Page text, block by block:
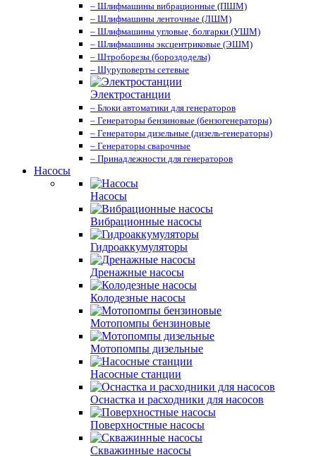
– Шлифмашины вибрационные (ПШМ)
– Шлифмашины ленточные (ЛШМ)
– Шлифмашины угловые, болгарки (УШМ)
– Шлифмашины эксцентриковые (ЭШМ)
– Штроборезы (бороздоделы)
– Шуруповерты сетевые
Электростанции
– Блоки автоматики для генераторов
– Генераторы бензиновые (бензогенераторы)
– Генераторы дизельные (дизель-генераторы)
– Генераторы сварочные
– Принадлежности для генераторов
Насосы
Насосы
Вибрационные насосы
Гидроаккумуляторы
Дренажные насосы
Колодезные насосы
Мотопомпы бензиновые
Мотопомпы дизельные
Насосные станции
Оснастка и расходники для насосов
Поверхностные насосы
Скважинные насосы